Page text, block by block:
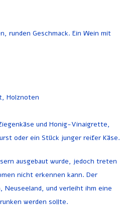
runden Geschmack. Ein Wein mit
Holznoten
und Honig-Vinaigrette,
oder ein Stück junger reifer Käse.
ausgebaut wurde, jedoch treten
nicht erkennen kann. Der
und verleiht ihm eine
werden sollte.